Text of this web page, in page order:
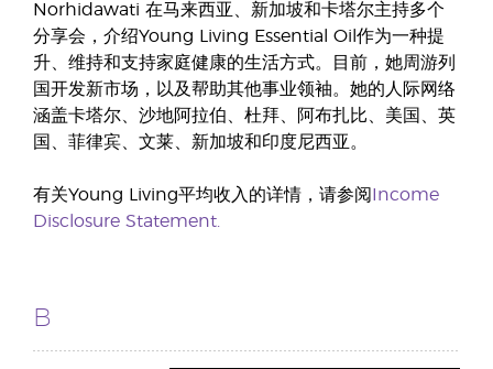
Norhidawati 在马来西亚、新加坡和卡塔尔主持多个
分享会，介绍Young Living Essential Oil作为一种提
升、维持和支持家庭健康的生活方式。目前，她周游列
国开发新市场，以及帮助其他事业领袖。她的人际网络
涵盖卡塔尔、沙地阿拉伯、杜拜、阿布扎比、美国、英
国、菲律宾、文莱、新加坡和印度尼西亚。
有关Young Living平均收入的详情，请参阅 Income
Disclosure Statement.
B